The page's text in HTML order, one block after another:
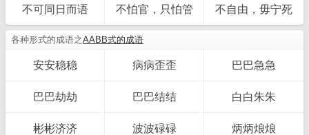
不可同日而语 不怕官，只怕管 不自由，毋宁死
各种形式的成语之AABB式的成语
安安稳稳 病病歪歪 巴巴急急
巴巴劫劫 巴巴结结 白白朱朱
彬彬济济 波波碌碌 炳炳烺烺